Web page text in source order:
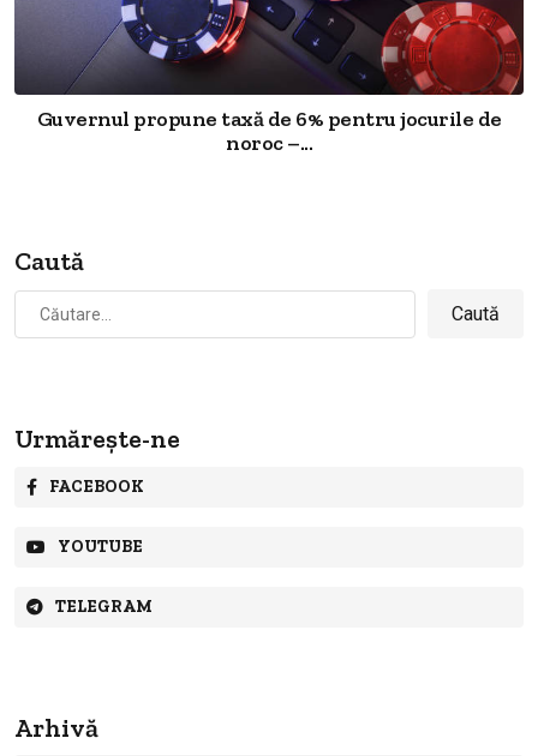
Guvernul propune taxă de 6% pentru jocurile de
noroc –...
Caută
Caută
după:
Urmărește-ne
FACEBOOK
YOUTUBE
TELEGRAM
Arhivă